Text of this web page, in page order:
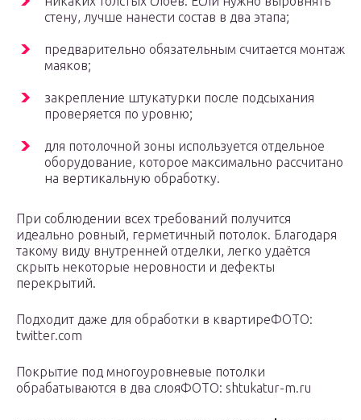
стену, лучше нанести состав в два этапа;
предварительно обязательным считается монтаж
маяков;
закрепление штукатурки после подсыхания
проверяется по уровню;
для потолочной зоны используется отдельное
оборудование, которое максимально рассчитано
на вертикальную обработку.
При соблюдении всех требований получится
идеально ровный, герметичный потолок. Благодаря
такому виду внутренней отделки, легко удаётся
скрыть некоторые неровности и дефекты
перекрытий.
Подходит даже для обработки в квартиреФОТО:
twitter.com
Покрытие под многоуровневые потолки
обрабатываются в два слояФОТО: shtukatur-m.ru